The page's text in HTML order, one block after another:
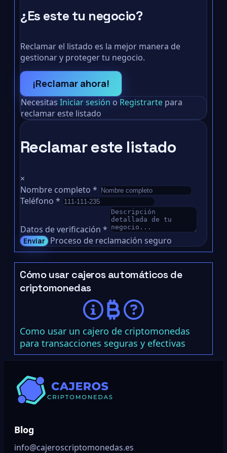
¿Es este tu negocio?
Reclamar el listado es la mejor manera de
gestionar y proteger tu negocio.
¡Reclamar ahora!
Necesitas Iniciar sesión o Registrarte para
reclamar este listado
Reclamar este listado
×
Nombre completo *
Teléfono *
Datos de verificación *
Enviar Proceso de reclamación seguro
Cómo usar cajeros automáticos de
criptomonedas
Como usar un cajero de criptomonedas
para transacciones seguras y efectivas
Blog
info@cajeroscriptomonedas.es